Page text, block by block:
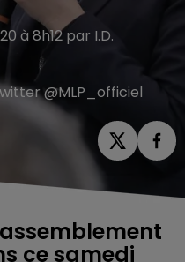
à 8h12 par I.D.
@MLP_officiel
ce samedi